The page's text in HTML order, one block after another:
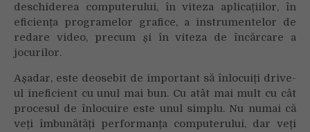
deschiderea computerului, în viteza aplicațiilor, în
eficiența programelor grafice, a instrumentelor de
redare video, precum și în viteza de încărcare a
jocurilor.
Așadar, este deosebit de important să înlocuiți drive-
ul ineficient cu unul mai bun. Cu atât mai mult cu cât
procesul de înlocuire este unul simplu. Nu numai că
veți îmbunătăți performanța computerului, dar veți